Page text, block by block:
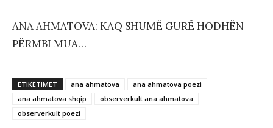
ANA AHMATOVA: KAQ SHUMË GURË HODHËN
PËRMBI MUA…
ETIKETIMET ana ahmatova
ana ahmatova poezi
ana ahmatova shqip
observerkult ana ahmatova
observerkult poezi